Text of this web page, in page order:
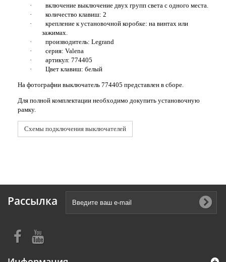
·
включение выключение двух групп света с одного места.
·
количество клавиш: 2
·
крепление к установочной коробке: на винтах или
зажимах.
·
производитель: Legrand
·
серия: Valena
·
артикул: 774405
·
Цвет клавиш: белый
На фотографии выключатель 774405 представлен в сборе.
Для полной комплектации необходимо докупить установочную
рамку.
Схемы подключения выключателей
Рассылка